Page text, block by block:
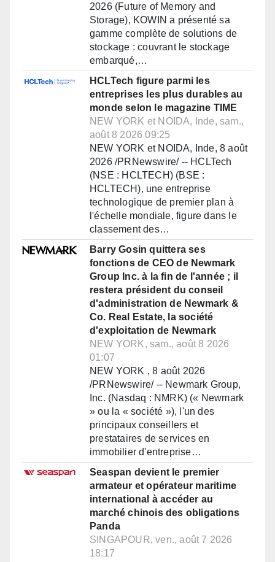
2026 (Future of Memory and
Storage), KOWIN a présenté sa
gamme complète de solutions de
stockage : couvrant le stockage
embarqué,…
HCLTech figure parmi les
entreprises les plus durables au
monde selon le magazine TIME
NEW YORK et NOIDA, Inde, sam.,
août 8 2026 09:25
NEW YORK et NOIDA, Inde, 8 août
2026 /PRNewswire/ -- HCLTech
(NSE : HCLTECH) (BSE :
HCLTECH), une entreprise
technologique de premier plan à
l'échelle mondiale, figure dans le
classement des…
Barry Gosin quittera ses
fonctions de CEO de Newmark
Group Inc. à la fin de l'année ; il
restera président du conseil
d'administration de Newmark &
Co. Real Estate, la société
d'exploitation de Newmark
NEW YORK, sam., août 8 2026
01:07
NEW YORK , 8 août 2026
/PRNewswire/ -- Newmark Group,
Inc. (Nasdaq : NMRK) (« Newmark
» ou la « société »), l'un des
principaux conseillers et
prestataires de services en
immobilier d'entreprise…
Seaspan devient le premier
armateur et opérateur maritime
international à accéder au
marché chinois des obligations
Panda
SINGAPOUR, ven., août 7 2026
18:17